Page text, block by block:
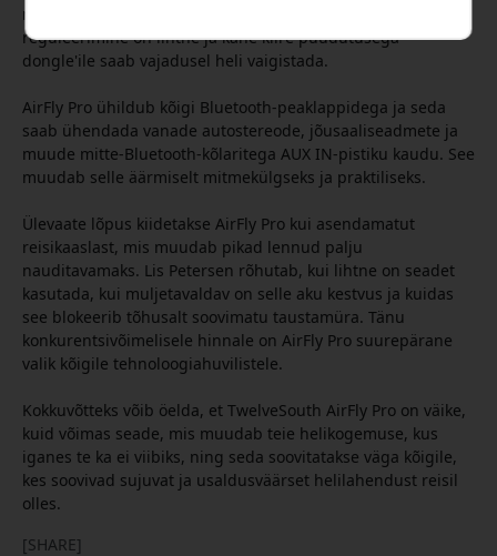
muusika või filmide jagamiseks reisil olles. Helitugevuse
reguleerimine on lihtne ja kahe kiire puudutusega
dongle'ile saab vajadusel heli vaigistada.
AirFly Pro ühildub kõigi Bluetooth-peaklappidega ja seda
saab ühendada vanade autostereode, jõusaaliseadmete ja
muude mitte-Bluetooth-kõlaritega AUX IN-pistiku kaudu. See
muudab selle äärmiselt mitmekülgseks ja praktiliseks.
Ülevaate lõpus kiidetakse AirFly Pro kui asendamatut
reisikaaslast, mis muudab pikad lennud palju
nauditavamaks. Lis Petersen rõhutab, kui lihtne on seadet
kasutada, kui muljetavaldav on selle aku kestvus ja kuidas
see blokeerib tõhusalt soovimatu taustamüra. Tänu
konkurentsivõimelisele hinnale on AirFly Pro suurepärane
valik kõigile tehnoloogiahuvilistele.
Kokkuvõtteks võib öelda, et TwelveSouth AirFly Pro on väike,
kuid võimas seade, mis muudab teie helikogemuse, kus
iganes te ka ei viibiks, ning seda soovitatakse väga kõigile,
kes soovivad sujuvat ja usaldusväärset helilahendust reisil
olles.
[SHARE]